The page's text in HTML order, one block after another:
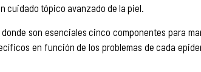
cuidado tópico avanzado de la piel.
donde son esenciales cinco componentes para
en función de los problemas de cada